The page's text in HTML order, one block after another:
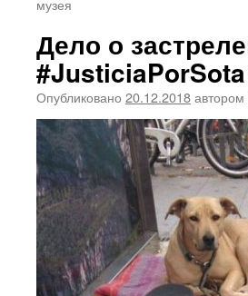
музея
Дело о
Опубликовано 20.12.2018автором